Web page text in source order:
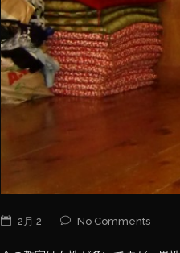
2月 2 No Comments